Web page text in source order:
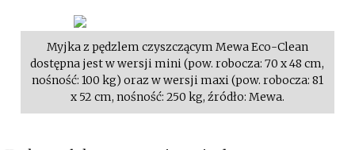
Myjka z pędzlem czyszczącym Mewa Eco-Clean
dostępna jest w wersji mini (pow. robocza: 70 x 48 cm,
nośność: 100 kg) oraz w wersji maxi (pow. robocza: 81
x 52 cm, nośność: 250 kg, źródło: Mewa.